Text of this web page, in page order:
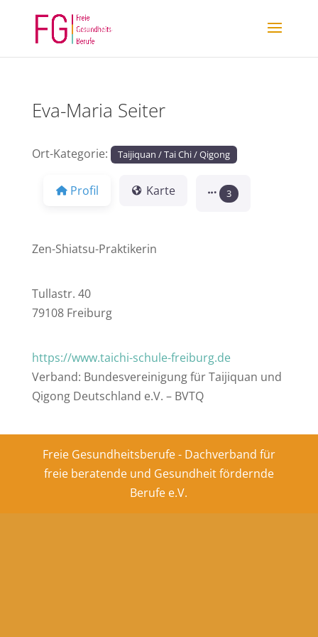
Eva-Maria Seiter
Ort-Kategorie: Taijiquan / Tai Chi / Qigong
Profil Karte 3
Zen-Shiatsu-Praktikerin
Tullastr. 40
79108 Freiburg
https://www.taichi-schule-freiburg.de
Verband: Bundesvereinigung für Taijiquan und
Qigong Deutschland e.V. – BVTQ
Freie Gesundheitsberufe - Dachverband für
freie beratende und Gesundheit fördernde
Berufe e.V.